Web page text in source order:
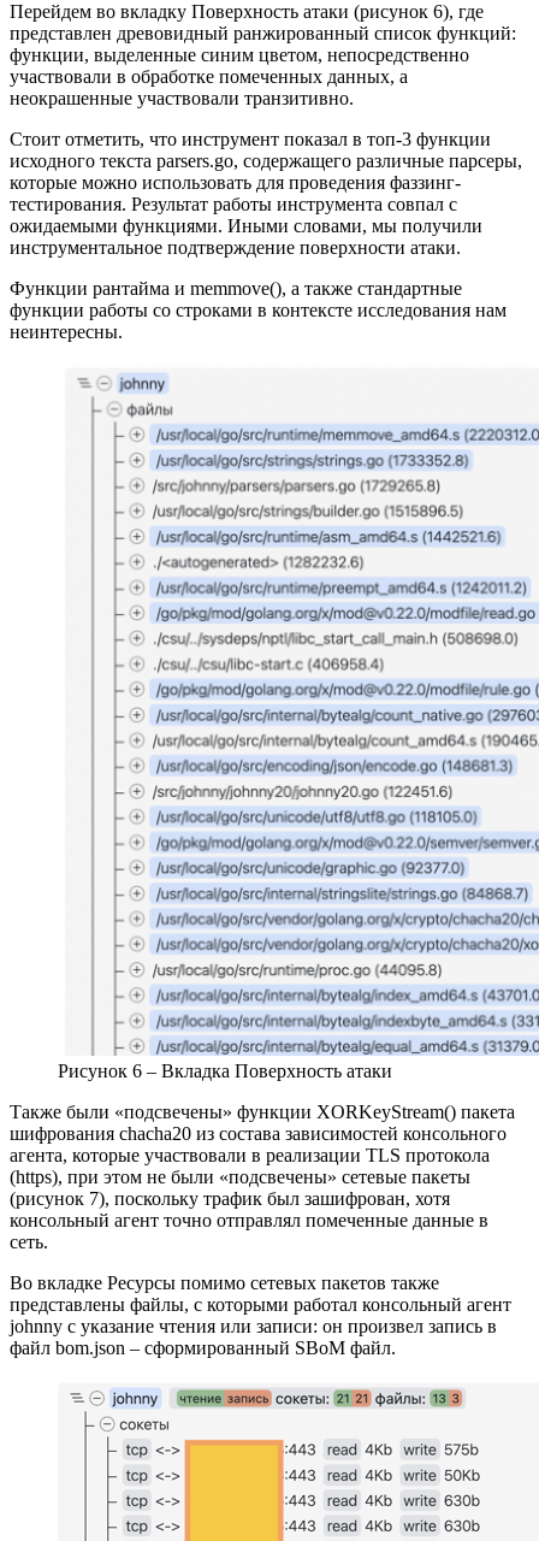
Перейдем во вкладку Поверхность атаки (рисунок 6), где
представлен древовидный ранжированный список функций:
функции, выделенные синим цветом, непосредственно
участвовали в обработке помеченных данных, а
неокрашенные участвовали транзитивно.
Стоит отметить, что инструмент показал в топ-3 функции
исходного текста parsers.go, содержащего различные парсеры,
которые можно использовать для проведения фаззинг-
тестирования. Результат работы инструмента совпал с
ожидаемыми функциями. Иными словами, мы получили
инструментальное подтверждение поверхности атаки.
Функции рантайма и memmove(), а также стандартные
функции работы со строками в контексте исследования нам
неинтересны.
Рисунок 6 – Вкладка Поверхность атаки
Также были «подсвечены» функции XORKeyStream() пакета
шифрования chacha20 из состава зависимостей консольного
агента, которые участвовали в реализации TLS протокола
(https), при этом не были «подсвечены» сетевые пакеты
(рисунок 7), поскольку трафик был зашифрован, хотя
консольный агент точно отправлял помеченные данные в
сеть.
Во вкладке Ресурсы помимо сетевых пакетов также
представлены файлы, с которыми работал консольный агент
johnny с указание чтения или записи: он произвел запись в
файл bom.json – сформированный SBoM файл.